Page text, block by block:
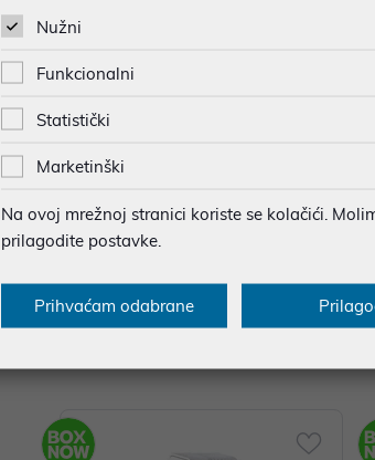
i-Fi 6 Range extender
Nužni
Funkcionalni
Statistički
Marketinški
Na ovoj mrežnoj stranici koriste se kolačići.
prilagodite postavke.
Prihvaćam odabrane